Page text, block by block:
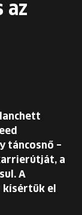
az
táncosnő –
a
A
kísértük el